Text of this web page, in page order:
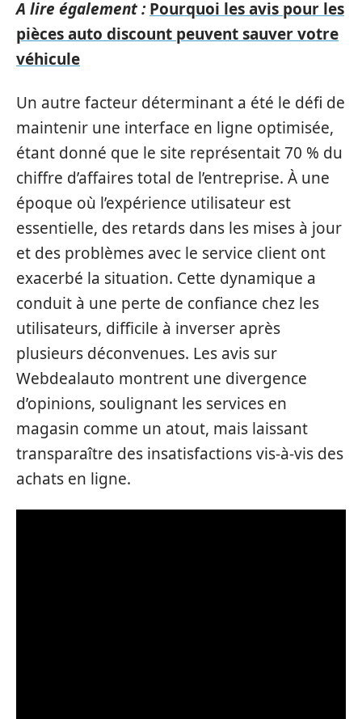
A lire également : Pourquoi les avis pour les
pièces auto discount peuvent sauver votre
véhicule
Un autre facteur déterminant a été le défi de
maintenir une interface en ligne optimisée,
étant donné que le site représentait 70 % du
chiffre d’affaires total de l’entreprise. À une
époque où l’expérience utilisateur est
essentielle, des retards dans les mises à jour
et des problèmes avec le service client ont
exacerbé la situation. Cette dynamique a
conduit à une perte de confiance chez les
utilisateurs, difficile à inverser après
plusieurs déconvenues. Les avis sur
Webdealauto montrent une divergence
d’opinions, soulignant les services en
magasin comme un atout, mais laissant
transparaître des insatisfactions vis-à-vis des
achats en ligne.